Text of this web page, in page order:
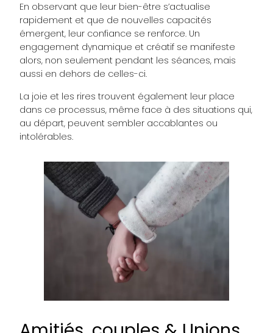
En observant que leur bien-être s’actualise
rapidement et que de nouvelles capacités
émergent, leur confiance se renforce. Un
engagement dynamique et créatif se manifeste
alors, non seulement pendant les séances, mais
aussi en dehors de celles-ci.
La joie et les rires trouvent également leur place
dans ce processus, même face à des situations qui,
au départ, peuvent sembler accablantes ou
intolérables.